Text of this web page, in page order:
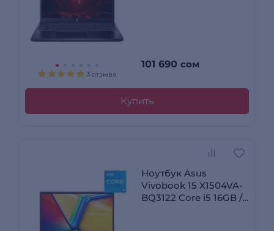
3 отзыва
101 690 сом
Купить
Ноутбук Asus
Vivobook 15 X1504VA-
BQ3122 Core i5 16GB /